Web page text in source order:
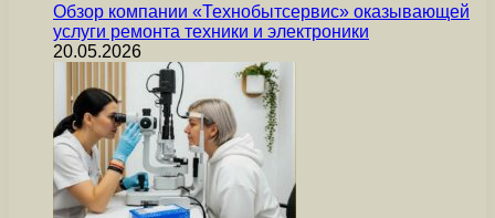
Обзор компании «Технобытсервис» оказывающей
услуги ремонта техники и электроники
20.05.2026